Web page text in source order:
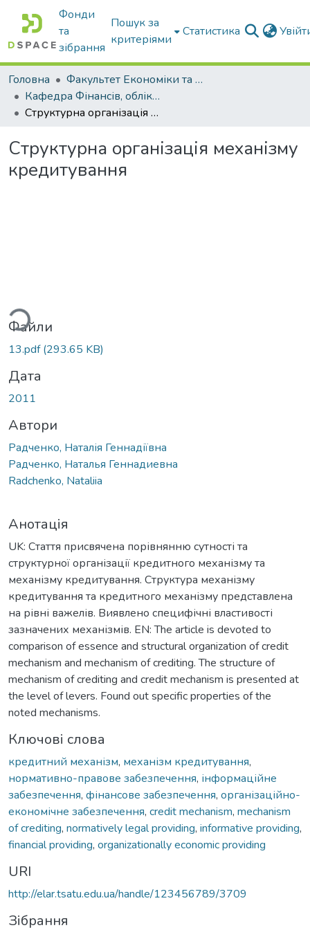
Фонди
та
зібрання
Пошук за
критеріями
Статистика
Головна
Факультет Економіки та бізнесу
Кафедра Фінансів, обліку і оподаткування
Структурна організація механізму кредитування
Структурна організація механізму
кредитування
Файли
13.pdf(293.65 KB)
Дата
2011
Автори
Радченко, Наталія Геннадіївна
Радченко, Наталья Геннадиевна
Radchenko, Nataliia
Анотація
UK: Стаття присвячена порівнянню сутності та
структурної організації кредитного механізму та
механізму кредитування. Структура механізму
кредитування та кредитного механізму представлена
на рівні важелів. Виявлено специфічні властивості
зазначених механізмів. EN: The article is devoted to
comparison of essence and structural organization of credit
mechanism and mechanism of crediting. The structure of
mechanism of crediting and credit mechanism is presented at
the level of levers. Found out specific properties of the
noted mechanisms.
Ключові слова
кредитний механізм, механізм кредитування,
нормативно-правове забезпечення, інформаційне
забезпечення, фінансове забезпечення, організаційно-
економічне забезпечення, credit mechanism, mechanism
of crediting, normatively legal providing, informative providing,
financial providing, organizationally economic providing
URI
http://elar.tsatu.edu.ua/handle/123456789/3709
Зібрання